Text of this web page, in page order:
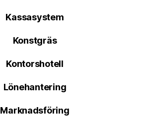
Kassasystem
Konstgräs
Kontorshotell
Lönehantering
Marknadsföring